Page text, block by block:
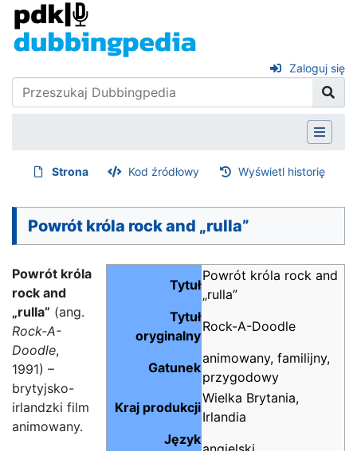
Zaloguj się
Strona Kod źródłowy Wyświetl historię
Powrót króla rock and „rulla”
Tytuł
Powrót króla rock and
„rulla”
Tytuł
oryginalny
Rock-A-Doodle
Gatunek
animowany, familijny,
przygodowy
Kraj produkcji
Wielka Brytania,
Irlandia
Język
Powrót króla
rock and
„rulla” (ang.
Rock-A-
Doodle,
1991) –
brytyjsko-
irlandzki film
animowany.